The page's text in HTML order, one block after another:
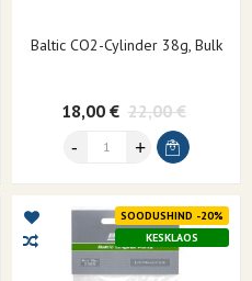
Baltic CO2-Cylinder 38g, Bulk
18,00 € 22,00 €
SOODUSHIND -20%
KESKLAOS